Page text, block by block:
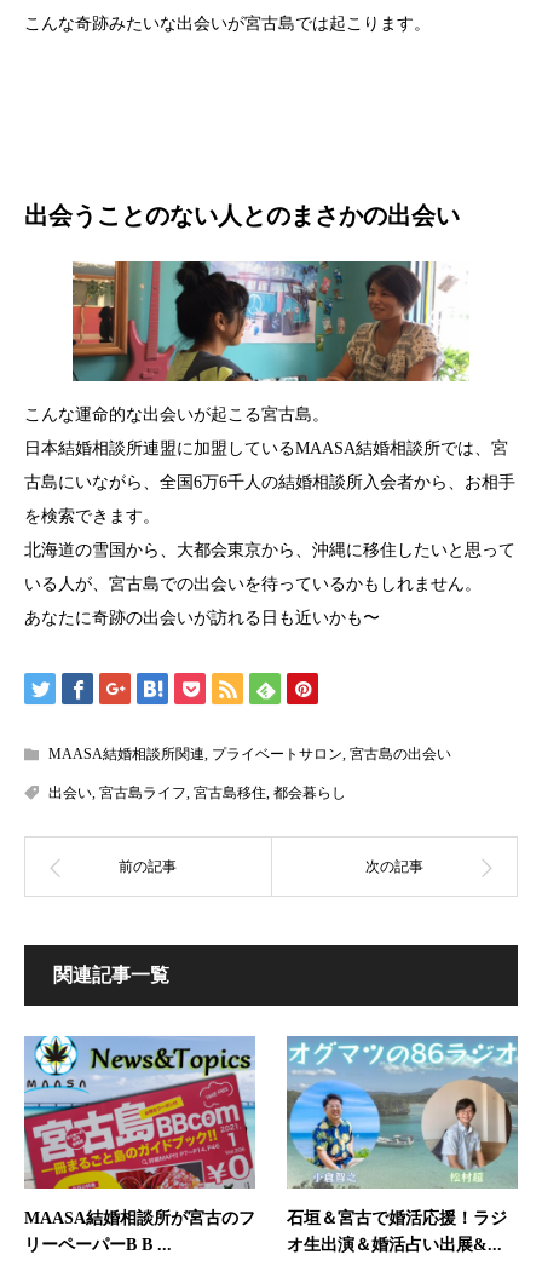
こんな奇跡みたいな出会いが宮古島では起こります。
出会うことのない人とのまさかの出会い
こんな運命的な出会いが起こる宮古島。
日本結婚相談所連盟に加盟しているMAASA結婚相談所では、宮
古島にいながら、全国6万6千人の結婚相談所入会者から、お相手
を検索できます。
北海道の雪国から、大都会東京から、沖縄に移住したいと思って
いる人が、宮古島での出会いを待っているかもしれません。
あなたに奇跡の出会いが訪れる日も近いかも〜
MAASA結婚相談所関連 プライベートサロン 宮古島の出会い
出会い 宮古島ライフ 宮古島移住 都会暮らし
関連記事一覧
MAASA結婚相談所が宮古のフ
リーペーパーB B ...
石垣＆宮古で婚活応援！ラジ
オ生出演＆婚活占い出展&...